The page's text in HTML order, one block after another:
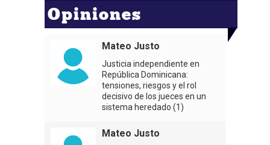
Opiniones
Mateo Justo
Justicia independiente en
República Dominicana:
tensiones, riesgos y el rol
decisivo de los jueces en un
sistema heredado (1)
Mateo Justo